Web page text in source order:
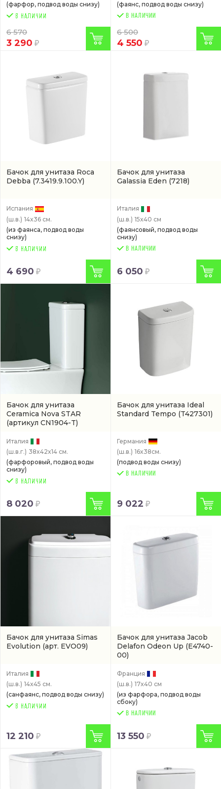
(фарфор, подвод воды снизу)
6 570
3 290
(фаянс, подвод воды снизу)
В НАЛИЧИИ
6 500
4 550
Бачок для унитаза Roca
Debba (7.3419.9.100.Y)
Испания
(ш.в.) 14x36 см.
(из фаянса, подвод воды
снизу)
4 690
Бачок для унитаза
Galassia Eden (7218)
Италия
(ш.в.) 15x40 см
(фаянсовый, подвод воды
снизу)
В НАЛИЧИИ
6 050
Бачок для унитаза
Ceramica Nova STAR
(артикул CN1904-T)
Италия
(ш.в.г.) 38x42x14 см.
(фарфоровый, подвод воды
снизу)
8 020
Бачок для унитаза Ideal
Standard Tempo (T427301)
Германия
(ш.в.) 16x38см.
(подвод воды снизу)
В НАЛИЧИИ
9 022
Бачок для унитаза Simas
Evolution (арт. EVO09)
Италия
(ш.в.) 14x45 см.
(санфаянс, подвод воды снизу)
12 210
Бачок для унитаза Jacob
Delafon Odeon Up (E4740-
00)
Франция
(ш.в.) 17x40 см
(из фарфора, подвод воды
сбоку)
В НАЛИЧИИ
13 550